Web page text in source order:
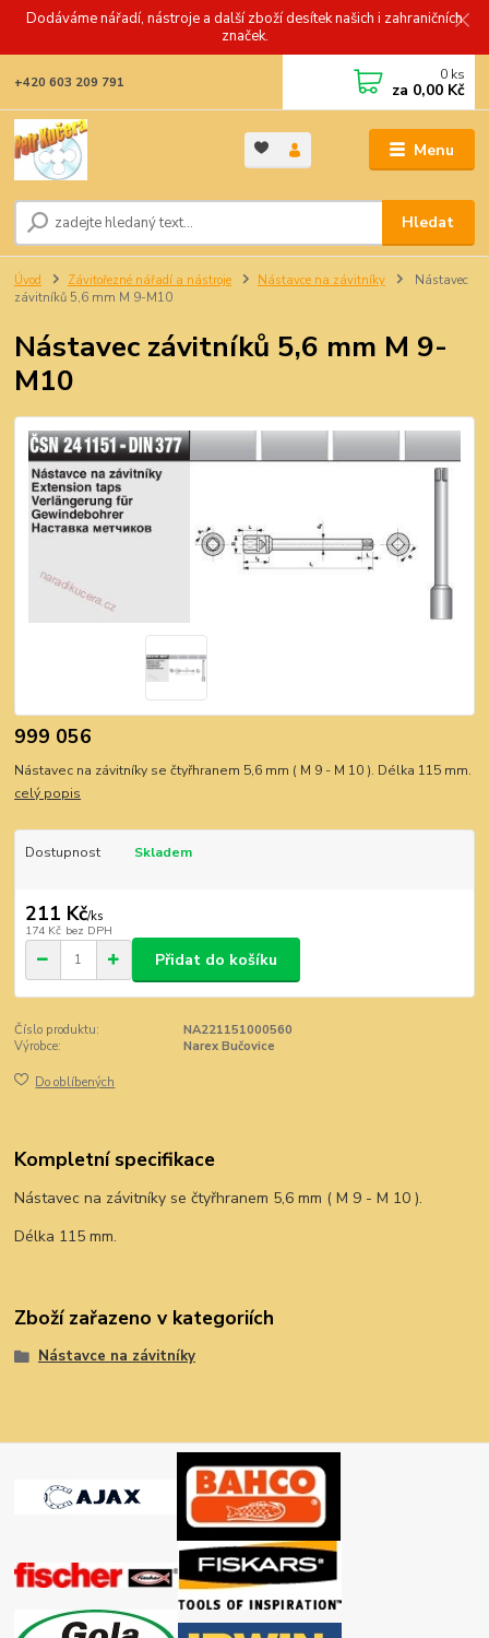
Dodáváme nářadí, nástroje a další zboží desítek našich i zahraničních
značek.
Menu
Hledat
+420 603 209 791 0 ks
za 0,00 Kč
Úvod Závitořezné nářadí a nástroje Nástavce na závitníky
Nástavec
závitníků 5,6 mm M 9-M10
Nástavec závitníků 5,6 mm M 9-
M10
999 056
Nástavec na závitníky se čtyřhranem 5,6 mm ( M 9 - M 10 ). Délka 115 mm.
celý popis
Dostupnost Skladem
211 Kč/ks
174 Kč bez DPH
Přidat do košíku
Číslo produktu:
NA221151000560
Výrobce:
Narex Bučovice
Do oblíbených
Kompletní specifikace
Nástavec na závitníky se čtyřhranem 5,6 mm ( M 9 - M 10 ).
Délka 115 mm.
Zboží zařazeno v kategoriích
Nástavce na závitníky